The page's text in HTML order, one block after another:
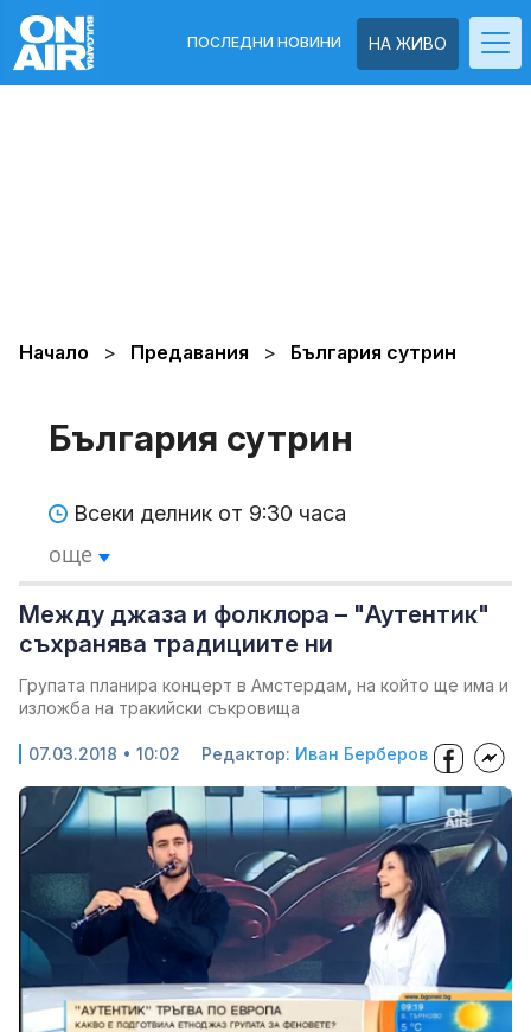
НА ЖИВО
ПОСЛЕДНИ НОВИНИ
Начало Предавания България сутрин
България сутрин
Всеки делник от 9:30 часа
още
Между джаза и фолклора – "Аутентик"
съхранява традициите ни
Групата планира концерт в Амстердам, на който ще има и
изложба на тракийски съкровища
07.03.2018 • 10:02 Редактор: Иван Берберов